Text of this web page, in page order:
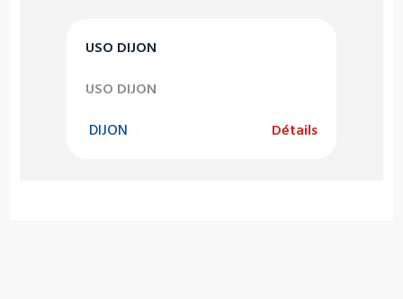
USO DIJON
USO DIJON
DIJON Détails